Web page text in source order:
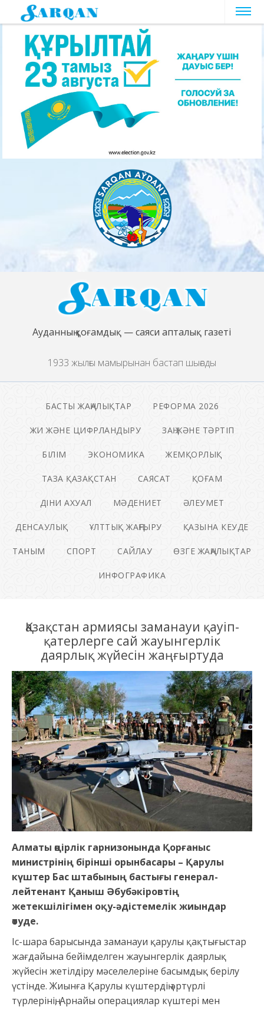
Ауданның қоғамдық — саяси апталық газеті
1933 жылғы мамырынан бастап шығады
БАСТЫ ЖАҢАЛЫҚТАР РЕФОРМА 2026
ЖИ ЖӘНЕ ЦИФРЛАНДЫРУ ЗАҢ ЖӘНЕ ТӘРТІП
БІЛІМ ЭКОНОМИКА ЖЕМҚОРЛЫҚ
ТАЗА ҚАЗАҚСТАН САЯСАТ ҚОҒАМ
ДІНИ АХУАЛ МӘДЕНИЕТ ӘЛЕУМЕТ
ДЕНСАУЛЫҚ ҰЛТТЫҚ ЖАҢҒЫРУ ҚАЗЫНА КЕУДЕ
ТАНЫМ СПОРТ САЙЛАУ ӨЗГЕ ЖАҢАЛЫҚТАР
ИНФОГРАФИКА
Қазақстан армиясы заманауи қауіп-
қатерлерге сай жауынгерлік
даярлық жүйесін жаңғыртуда
Алматы өңірлік гарнизонында Қорғаныс
министрінің бірінші орынбасары – Қарулы
күштер Бас штабының бастығы генерал-
лейтенант Қаныш Әбубәкіровтің
жетекшілігімен оқу-әдістемелік жиындар
өтуде.
Іс-шара барысында заманауи қарулы қақтығыстар
жағдайына бейімделген жауынгерлік даярлық
жүйесін жетілдіру мәселелеріне басымдық берілу
үстінде. Жиынға Қарулы күштердің әртүрлі
түрлерінің, Арнайы операциялар күштері мен